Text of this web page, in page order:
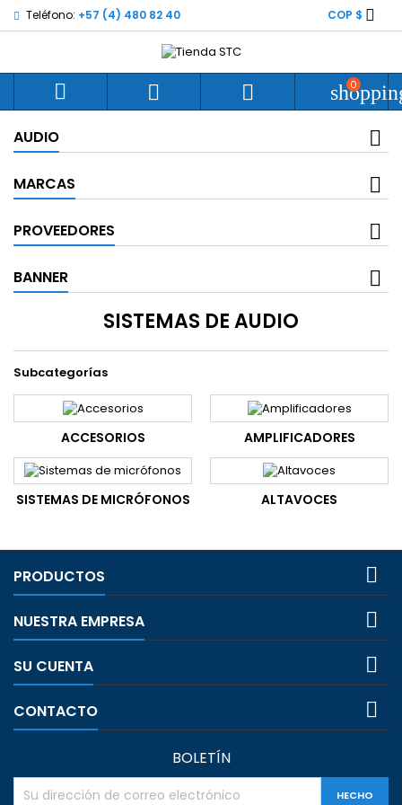
Teléfono: +57 (4) 480 82 40 COP $ 
   0
AUDIO
MARCAS
PROVEEDORES
BANNER
SISTEMAS DE AUDIO
Subcategorías
ACCESORIOS AMPLIFICADORES
SISTEMAS DE MICRÓFONOS ALTAVOCES
PRODUCTOS 
NUESTRA EMPRESA 
SU CUENTA 
CONTACTO 
BOLETÍN